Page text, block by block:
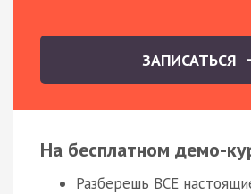
ЗАПИСАТЬСЯ
На бесплатном демо-
Разберешь ВСЕ